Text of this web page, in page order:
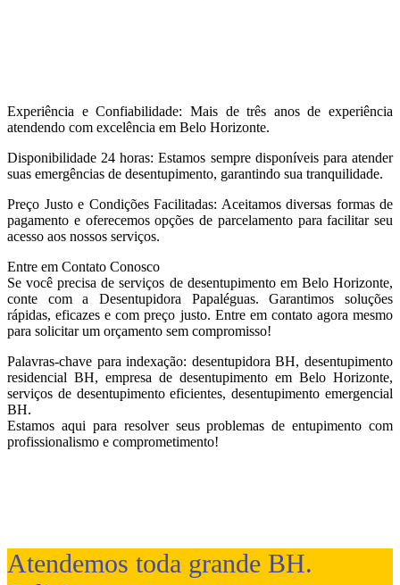
Experiência e Confiabilidade: Mais de três anos de experiência
atendendo com excelência em Belo Horizonte.
Disponibilidade 24 horas: Estamos sempre disponíveis para atender
suas emergências de desentupimento, garantindo sua tranquilidade.
Preço Justo e Condições Facilitadas: Aceitamos diversas formas de
pagamento e oferecemos opções de parcelamento para facilitar seu
acesso aos nossos serviços.
Entre em Contato Conosco
Se você precisa de serviços de desentupimento em Belo Horizonte,
conte com a Desentupidora Papaléguas. Garantimos soluções
rápidas, eficazes e com preço justo. Entre em contato agora mesmo
para solicitar um orçamento sem compromisso!
Palavras-chave para indexação: desentupidora BH, desentupimento
residencial BH, empresa de desentupimento em Belo Horizonte,
serviços de desentupimento eficientes, desentupimento emergencial
BH.
Estamos aqui para resolver seus problemas de entupimento com
profissionalismo e comprometimento!
Atendemos toda grande BH.